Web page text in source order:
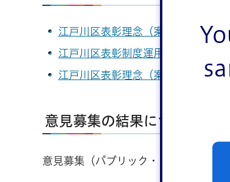
江戸川区表彰理念（案）（PDF：
江戸川区表彰制度運用指針（案）（
江戸川区表彰理念（案）及び江戸
意見募集の結果について
意見募集（パブリック・コメント）を